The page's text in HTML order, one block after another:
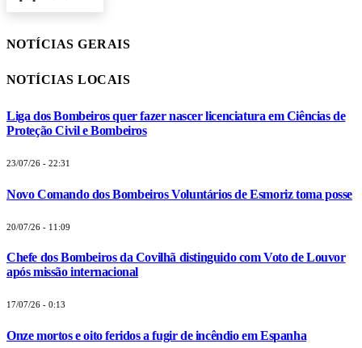
NOTÍCIAS GERAIS
NOTÍCIAS LOCAIS
Liga dos Bombeiros quer fazer nascer licenciatura em Ciências de
Proteção Civil e Bombeiros
23/07/26 - 22:31
Novo Comando dos Bombeiros Voluntários de Esmoriz toma posse
20/07/26 - 11:09
Chefe dos Bombeiros da Covilhã distinguido com Voto de Louvor
após missão internacional
17/07/26 - 0:13
Onze mortos e oito feridos a fugir de incêndio em Espanha